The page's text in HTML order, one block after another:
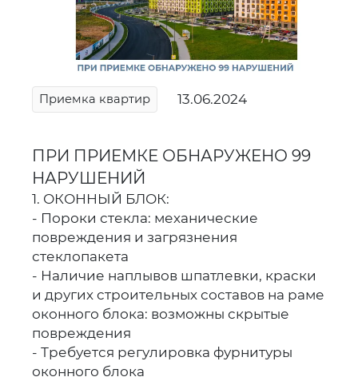
Приемка квартир 13.06.2024
ПРИ ПРИЕМКЕ ОБНАРУЖЕНО 99
НАРУШЕНИЙ
1. ОКОННЫЙ БЛОК:
- Пороки стекла: механические
повреждения и загрязнения
стеклопакета
- Наличие наплывов шпатлевки, краски
и других строительных составов на раме
оконного блока: возможны скрытые
повреждения
- Требуется регулировка фурнитуры
оконного блока